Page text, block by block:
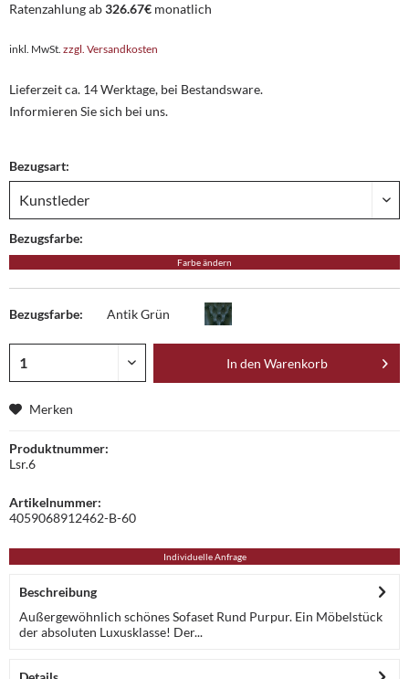
Ratenzahlung ab326.67€ monatlich
inkl. MwSt. zzgl. Versandkosten
Lieferzeit ca. 14 Werktage, bei Bestandsware.
Informieren Sie sich bei uns.
Bezugsart:
Bezugsfarbe:
Farbe ändern
Bezugsfarbe: Antik Grün
In den Warenkorb
Merken
Produktnummer:
Lsr.6
Artikelnummer:
4059068912462-B-60
Individuelle Anfrage
Beschreibung
Außergewöhnlich schönes Sofaset Rund Purpur. Ein Möbelstück
der absoluten Luxusklasse! Der...